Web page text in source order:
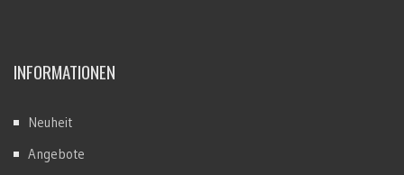
INFORMATIONEN
Neuheit
Angebote